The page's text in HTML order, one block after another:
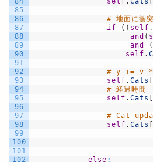
85
86
87
88
89
90
91
92
93
94
95
96
97
98
99
100
101
102
# 地面に衝
if
( ( self .
and (
and
(
self .
# y += v *
self . Cats
# 経過時間
self . Cats
# Cat
self . Cats
else :